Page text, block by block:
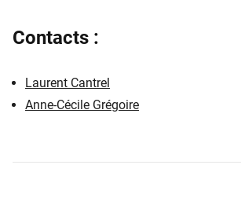
Contacts :
Laurent Cantrel
Anne-Cécile Grégoire​